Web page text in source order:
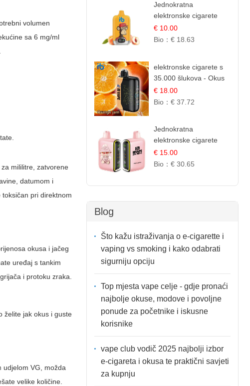
volumen
sa 6 mg/ml
mililitre, zatvorene
datumom i
pri direktnom
okusa i jačeg
uređaj s tankim
i protoku zraka.
želite jak okus i guste
udjelom VG, možda
velike količine.
Jednokratna
elektronske cigarete
12.000 Puffova -
Breskva i Voćni Sok |
€ 10.00
Bio： € 18.63
elektronske cigarete s
35.000 šlukova - Okus
Narančinog Džema |
Dugotrajno Iskustvo
€ 18.00
Bio： € 37.72
Jednokratna
elektronske cigarete
25.000 Puffova -
Ružičasti Limun |
Aroma
€ 15.00
Bio： € 30.65
Blog
Što kažu istraživanja o e-cigarette i
vaping vs smoking i kako odabrati
sigurniju opciju
Top mjesta vape celje - gdje pronaći
najbolje okuse, modove i povoljne
ponude za početnike i iskusne
korisnike
vape club vodič 2025 najbolji izbor
e-cigareta i okusa te praktični savjeti
za kupnju